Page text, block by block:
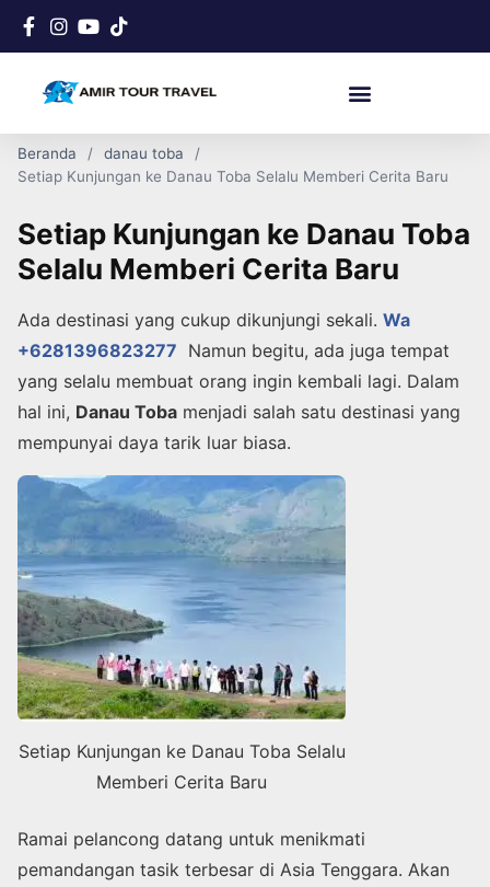
Beranda
danau toba
Setiap Kunjungan ke Danau Toba Selalu Memberi Cerita Baru
Setiap Kunjungan ke Danau Toba
Selalu Memberi Cerita Baru
Ada destinasi yang cukup dikunjungi sekali. Wa
+6281396823277 Namun begitu, ada juga tempat
yang selalu membuat orang ingin kembali lagi. Dalam
hal ini, Danau Toba menjadi salah satu destinasi yang
mempunyai daya tarik luar biasa.
Setiap Kunjungan ke Danau Toba Selalu
Memberi Cerita Baru
Ramai pelancong datang untuk menikmati
pemandangan tasik terbesar di Asia Tenggara. Akan